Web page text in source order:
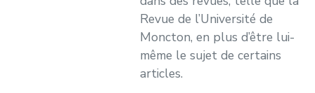
Revue de l’Université de
Moncton, en plus d’être lui-
même le sujet de certains
articles.